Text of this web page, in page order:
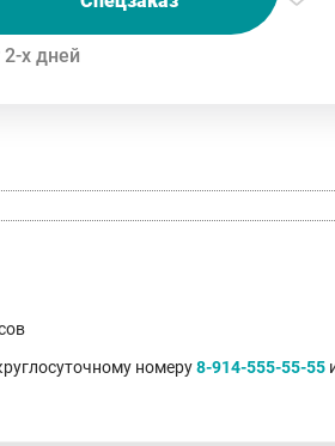
2-х дней
номеру8-914-555-55-55